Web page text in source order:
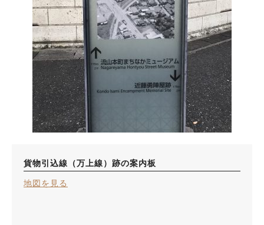
貨物引込線（万上線）跡の案内板
地図を見る